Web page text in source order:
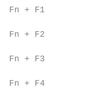
Fn + F1
Fn + F2
Fn + F3
Fn + F4